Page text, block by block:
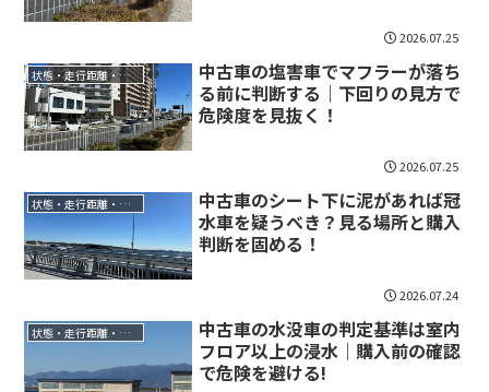
2026.07.25
状態・走行距離・年式
中古車の塩害車でマフラーが落ち
る前に判断する｜下回りの見方で
危険度を見抜く！
2026.07.25
状態・走行距離・年式
中古車のシート下に泥があれば冠
水車を疑うべき？見る場所と購入
判断を固める！
2026.07.24
状態・走行距離・年式
中古車の水没車の判定基準は室内
フロア以上の浸水｜購入前の確認
で危険を避ける!